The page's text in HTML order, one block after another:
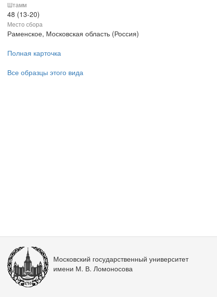
Штамм
48 (13-20)
Место сбора
Раменское, Московская область (Россия)
Полная карточка
Все образцы этого вида
Московский государственный университет
имени М. В. Ломоносова